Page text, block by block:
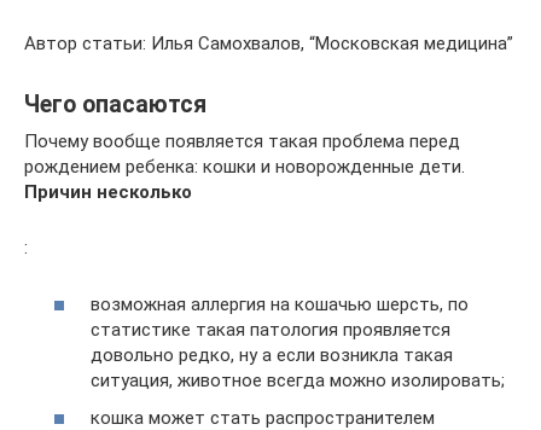
Автор статьи: Илья Самохвалов, “Московская медицина”
Чего опасаются
Почему вообще появляется такая проблема перед
рождением ребенка: кошки и новорожденные дети.
Причин несколько
:
возможная аллергия на кошачью шерсть, по
статистике такая патология проявляется
довольно редко, ну а если возникла такая
ситуация, животное всегда можно изолировать;
кошка может стать распространителем